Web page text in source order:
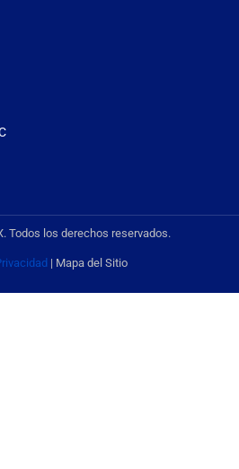
Todos los derechos reservados.
| Mapa del Sitio